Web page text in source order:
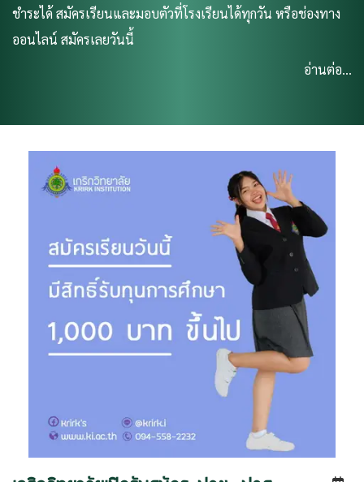
ชำระได้ สมัครเรียนและมอบตัวที่โรงเรียนได้ทุกวัน หรือช่องทาง
ออนไลน์ สมัครเลยวันนี้
อ่านต่อ...